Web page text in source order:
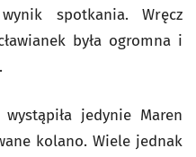
spotkania. Wręcz
była ogromna i
jedynie Maren
kolano. Wiele jednak